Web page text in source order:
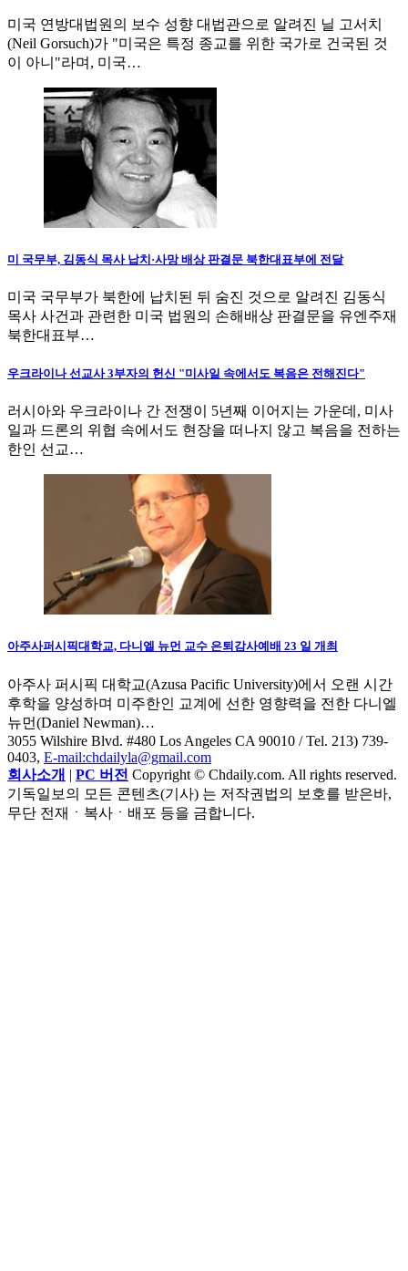
미국 연방대법원의 보수 성향 대법관으로 알려진 닐 고서치
(Neil Gorsuch)가 "미국은 특정 종교를 위한 국가로 건국된 것
이 아니"라며, 미국…
미 국무부, 김동식 목사 납치·사망 배상 판결문 북한대표부에 전달
미국 국무부가 북한에 납치된 뒤 숨진 것으로 알려진 김동식
목사 사건과 관련한 미국 법원의 손해배상 판결문을 유엔주재
북한대표부…
우크라이나 선교사 3부자의 헌신 "미사일 속에서도 복음은 전해진다"
러시아와 우크라이나 간 전쟁이 5년째 이어지는 가운데, 미사
일과 드론의 위협 속에서도 현장을 떠나지 않고 복음을 전하는
한인 선교…
아주사퍼시픽대학교, 다니엘 뉴먼 교수 은퇴감사예배 23 일 개최
아주사 퍼시픽 대학교(Azusa Pacific University)에서 오랜 시간
후학을 양성하며 미주한인 교계에 선한 영향력을 전한 다니엘
뉴먼(Daniel Newman)…
3055 Wilshire Blvd. #480 Los Angeles CA 90010 / Tel. 213) 739-
0403, E-mail:chdailyla@gmail.com
회사소개 | PC 버전 Copyright © Chdaily.com. All rights reserved.
기독일보의 모든 콘텐츠(기사) 는 저작권법의 보호를 받은바,
무단 전재ㆍ복사ㆍ배포 등을 금합니다.